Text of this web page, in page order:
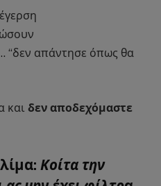
“δεν απάντησε όπως θα
καιδεν αποδεχόμαστε
Κοίτα την